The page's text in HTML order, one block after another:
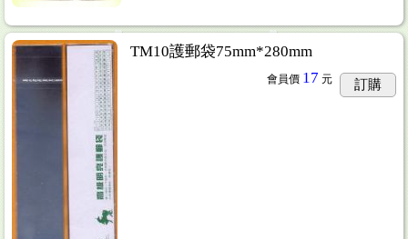
TM10護郵袋75mm*280mm
會員價 17 元 訂購